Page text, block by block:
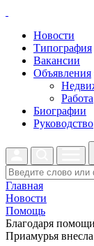
Новости
Типография
Вакансии
Объявления
Работа
Биографии
Руководство
Главная
Новости
Помощь
Благодаря
Приамурья